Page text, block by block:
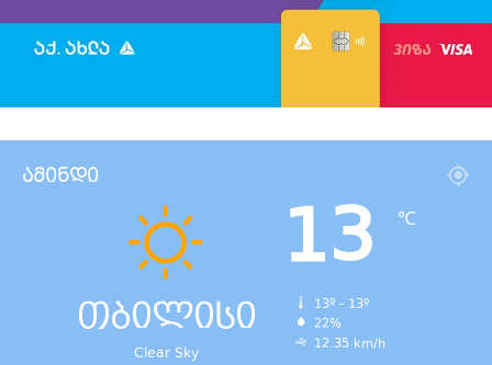
ამინდი
თბილისი
Clear Sky
13 ℃
13º - 13º
22%
12.35 km/h